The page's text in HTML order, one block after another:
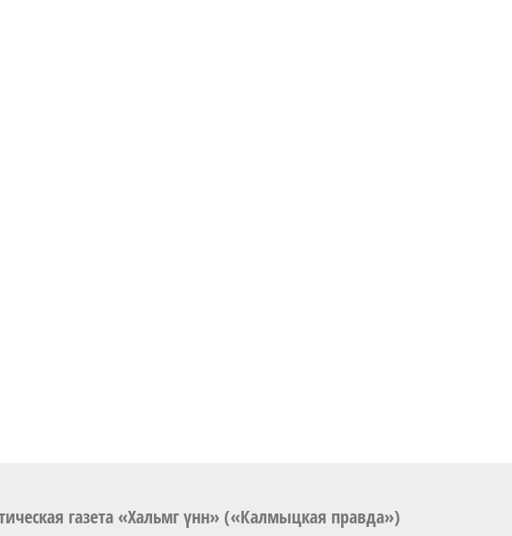
газета «Хальмг үнн» («Калмыцкая правда»)